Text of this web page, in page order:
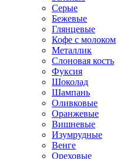
Серые
Бежевые
Глянцевые
Кофе с молоком
Металлик
Слоновая кость
Фуксия
Шоколад
Шампань
Оливковые
Оранжевые
Вишневые
Изумрудные
Венге
Ореховые